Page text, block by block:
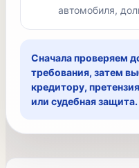
автомобиля,
Сначала проверяем
требования, затем
кредитору,
или судебная защита.